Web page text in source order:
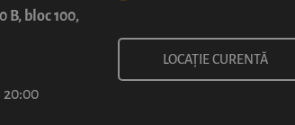
B, bloc 100,
20:00
LOCAȚIE CURENTĂ